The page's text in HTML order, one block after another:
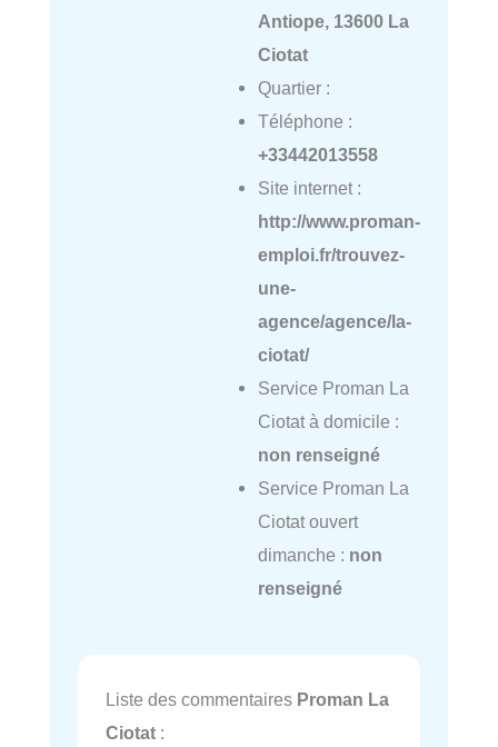
Antiope, 13600 La
Ciotat
Quartier :
Téléphone :
+33442013558
Site internet :
http://www.proman-
emploi.fr/trouvez-
une-
agence/agence/la-
ciotat/
Service Proman La
Ciotat à domicile :
non renseigné
Service Proman La
Ciotat ouvert
dimanche : non
renseigné
Liste des commentaires Proman La
Ciotat :